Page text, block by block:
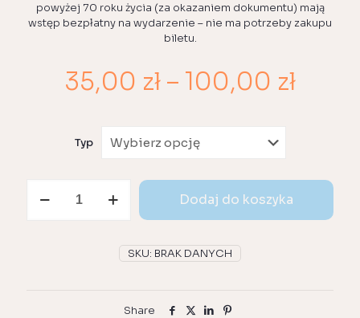
powyżej 70 roku życia (za okazaniem dokumentu) mają
wstęp bezpłatny na wydarzenie – nie ma potrzeby zakupu
biletu.
35,00 zł – 100,00 zł
do
Typ
Bilet
Dodaj do koszyka
SKU: BRAK DANYCH
Share